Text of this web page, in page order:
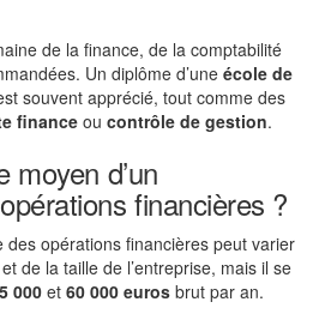
de la finance, de la comptabilité
Un diplôme d’une école de
souvent apprécié, tout comme des
finance ou contrôle de gestion.
moyen d’un
financières ?
des opérations financières peut varier
de la taille de l’entreprise, mais il se
000 et 60 000 euros brut par an.